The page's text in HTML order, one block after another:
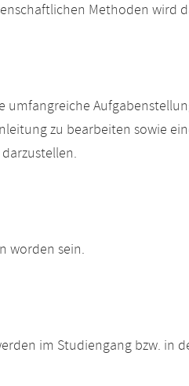
Methoden wird
umfangreiche
zu bearbeiten sowie
worden sein.
im Studiengang bzw. in